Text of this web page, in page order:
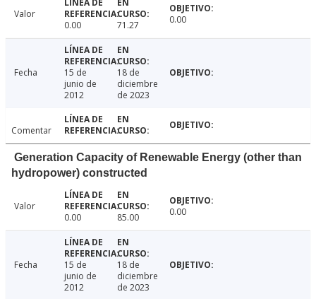
Valor
0.00
71.27 0.00
Fecha
15 de
junio de
2012
18 de
diciembre
de 2023
Comentar
Generation Capacity of Renewable Energy (other than
hydropower) constructed
Valor
0.00
85.00 0.00
Fecha
15 de
junio de
2012
18 de
diciembre
de 2023